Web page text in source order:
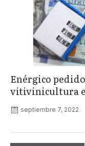
Enérgico
vitivinicultura
septiembre 7, 2022